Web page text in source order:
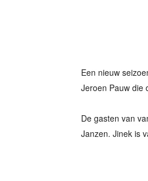
Een nieuw
Jeroen Pauw die
De gasten van
Janzen. Jinek is